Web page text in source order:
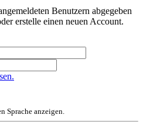
Benutzern abgegeben
erstelle einen neuen Account.
Sprache anzeigen.